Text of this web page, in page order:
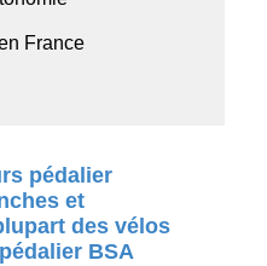
France
pédalier
et
des vélos
BSA